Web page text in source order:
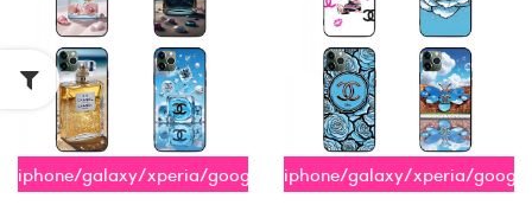
iphone/galaxy/xperia/google/aquosiphone/galaxy/xperia/